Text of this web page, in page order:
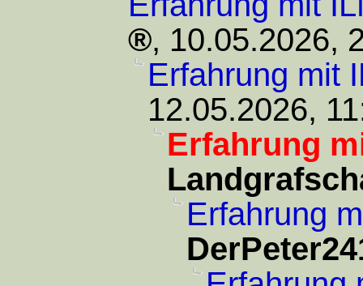
, 10.05.2026,
Erfahrung mit
12.05.2026,
Erfahrung
Erfahrung